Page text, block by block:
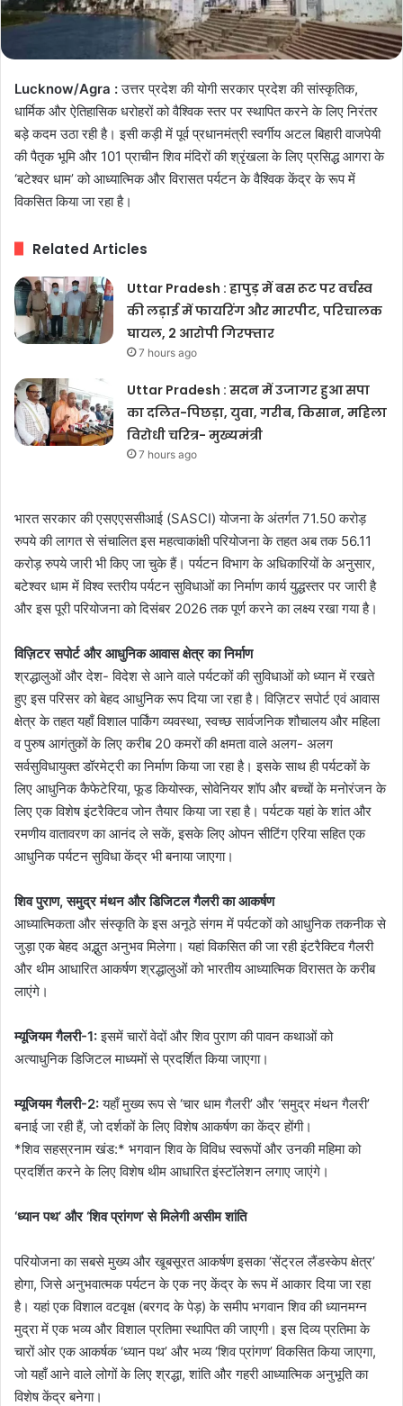
Lucknow/Agra :उत्तर प्रदेश की योगी सरकार प्रदेश की सांस्कृतिक,
धार्मिक और ऐतिहासिक धरोहरों को वैश्विक स्तर पर स्थापित करने के लिए निरंतर
बड़े कदम उठा रही है। इसी कड़ी में पूर्व प्रधानमंत्री स्वर्गीय अटल बिहारी वाजपेयी
की पैतृक भूमि और 101 प्राचीन शिव मंदिरों की श्रृंखला के लिए प्रसिद्ध आगरा के
‘बटेश्वर धाम’ को आध्यात्मिक और विरासत पर्यटन के वैश्विक केंद्र के रूप में
विकसित किया जा रहा है।
Related Articles
Uttar Pradesh : हापुड़ में बस रूट पर वर्चस्व
की लड़ाई में फायरिंग और मारपीट, परिचालक
घायल, 2 आरोपी गिरफ्तार
7 hours ago
Uttar Pradesh : सदन में उजागर हुआ सपा
का दलित-पिछड़ा, युवा, गरीब, किसान, महिला
विरोधी चरित्र- मुख्यमंत्री
7 hours ago
भारत सरकार की एसएएससीआई (SASCI) योजना के अंतर्गत 71.50 करोड़
रुपये की लागत से संचालित इस महत्वाकांक्षी परियोजना के तहत अब तक 56.11
करोड़ रुपये जारी भी किए जा चुके हैं। पर्यटन विभाग के अधिकारियों के अनुसार,
बटेश्वर धाम में विश्व स्तरीय पर्यटन सुविधाओं का निर्माण कार्य युद्धस्तर पर जारी है
और इस पूरी परियोजना को दिसंबर 2026 तक पूर्ण करने का लक्ष्य रखा गया है।
विज़िटर सपोर्ट और आधुनिक आवास क्षेत्र का निर्माण
श्रद्धालुओं और देश- विदेश से आने वाले पर्यटकों की सुविधाओं को ध्यान में रखते
हुए इस परिसर को बेहद आधुनिक रूप दिया जा रहा है। विज़िटर सपोर्ट एवं आवास
क्षेत्र के तहत यहाँ विशाल पार्किंग व्यवस्था, स्वच्छ सार्वजनिक शौचालय और महिला
व पुरुष आगंतुकों के लिए करीब 20 कमरों की क्षमता वाले अलग- अलग
सर्वसुविधायुक्त डॉरमेट्री का निर्माण किया जा रहा है। इसके साथ ही पर्यटकों के
लिए आधुनिक कैफेटेरिया, फूड कियोस्क, सोवेनियर शॉप और बच्चों के मनोरंजन के
लिए एक विशेष इंटरैक्टिव जोन तैयार किया जा रहा है। पर्यटक यहां के शांत और
रमणीय वातावरण का आनंद ले सकें, इसके लिए ओपन सीटिंग एरिया सहित एक
आधुनिक पर्यटन सुविधा केंद्र भी बनाया जाएगा।
शिव पुराण, समुद्र मंथन और डिजिटल गैलरी का आकर्षण
आध्यात्मिकता और संस्कृति के इस अनूठे संगम में पर्यटकों को आधुनिक तकनीक से
जुड़ा एक बेहद अद्भुत अनुभव मिलेगा। यहां विकसित की जा रही इंटरैक्टिव गैलरी
और थीम आधारित आकर्षण श्रद्धालुओं को भारतीय आध्यात्मिक विरासत के करीब
लाएंगे।
म्यूजियम गैलरी-1:इसमें चारों वेदों और शिव पुराण की पावन कथाओं को
अत्याधुनिक डिजिटल माध्यमों से प्रदर्शित किया जाएगा।
म्यूजियम गैलरी-2:यहाँ मुख्य रूप से ‘चार धाम गैलरी’ और ‘समुद्र मंथन गैलरी’
बनाई जा रही हैं, जो दर्शकों के लिए विशेष आकर्षण का केंद्र होंगी।
*शिव सहस्रनाम खंड:* भगवान शिव के विविध स्वरूपों और उनकी महिमा को
प्रदर्शित करने के लिए विशेष थीम आधारित इंस्टॉलेशन लगाए जाएंगे।
‘ध्यान पथ’ और ‘शिव प्रांगण’ से मिलेगी असीम शांति
परियोजना का सबसे मुख्य और खूबसूरत आकर्षण इसका ‘सेंट्रल लैंडस्केप क्षेत्र’
होगा, जिसे अनुभवात्मक पर्यटन के एक नए केंद्र के रूप में आकार दिया जा रहा
है। यहां एक विशाल वटवृक्ष (बरगद के पेड़) के समीप भगवान शिव की ध्यानमग्न
मुद्रा में एक भव्य और विशाल प्रतिमा स्थापित की जाएगी। इस दिव्य प्रतिमा के
चारों ओर एक आकर्षक ‘ध्यान पथ’ और भव्य ‘शिव प्रांगण’ विकसित किया जाएगा,
जो यहाँ आने वाले लोगों के लिए श्रद्धा, शांति और गहरी आध्यात्मिक अनुभूति का
विशेष केंद्र बनेगा।